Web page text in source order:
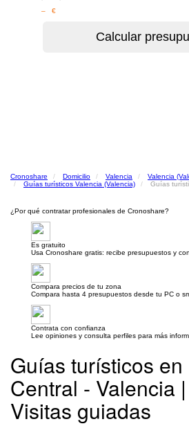
– €
Cronoshare Domicilio Valencia Valencia
Guías turísticos Valencia (Valencia)
Guías
¿Por qué contratar profesionales de Cronoshare?
Es gratuito
Usa Cronoshare gratis: recibe presupuestos y
Compara precios de tu zona
Compara hasta 4 presupuestos desde tu PC o
Contrata con confianza
Lee opiniones y consulta perfiles para más
Guías turísticos
Central - Valencia
Visitas guiadas